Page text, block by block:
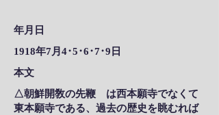
年月日
1918年7月4･5･6･7･9日
本文
△朝鮮開敎の先鞭 は西本願寺でなくて
東本願寺である、過去の歴史を眺むれば